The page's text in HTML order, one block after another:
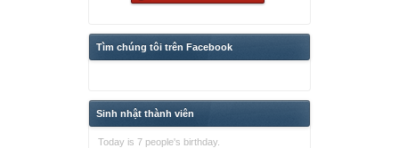
Tìm chúng tôi trên Facebook
Sinh nhật thành viên
Today is 7 people's birthday.